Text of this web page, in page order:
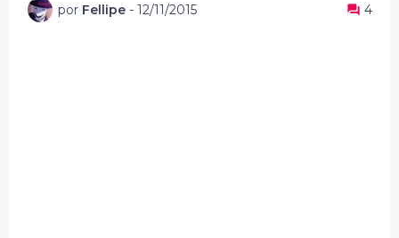
por Fellipe - 12/11/2015 4